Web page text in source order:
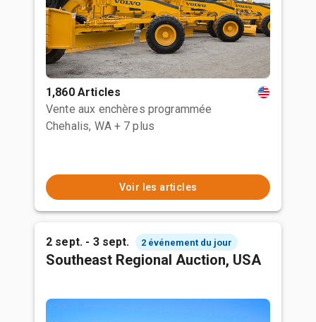
1,860 Articles
Vente aux enchères programmée
Chehalis, WA + 7 plus
Voir les articles
2 sept. - 3 sept. 2 événement du jour
Southeast Regional Auction, USA